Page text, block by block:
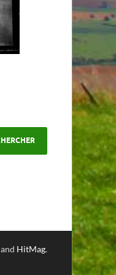
and HitMag.